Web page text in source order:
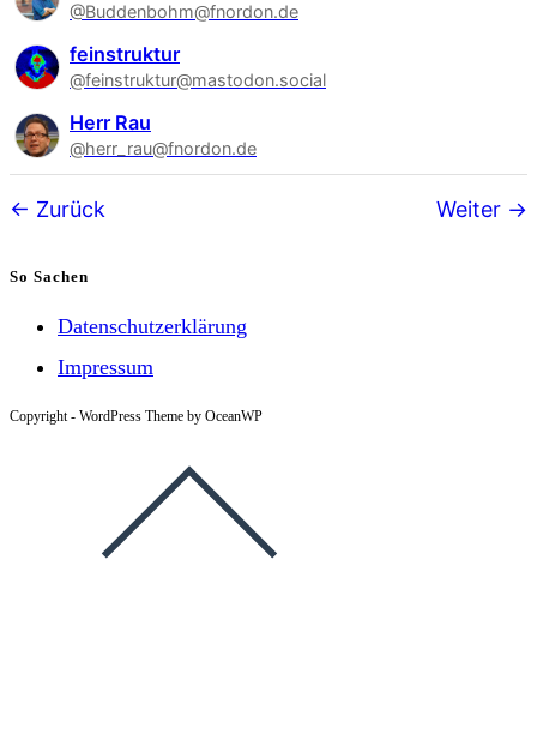
@Buddenbohm@fnordon.de
feinstruktur
@feinstruktur@mastodon.social
Herr Rau
@herr_rau@fnordon.de
Follower-
Zurück Weiter
So Sachen
Datenschutzerklärung
Impressum
Copyright - WordPress Theme by OceanWP